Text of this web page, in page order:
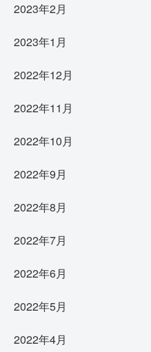
2023年2月
2023年1月
2022年12月
2022年11月
2022年10月
2022年9月
2022年8月
2022年7月
2022年6月
2022年5月
2022年4月